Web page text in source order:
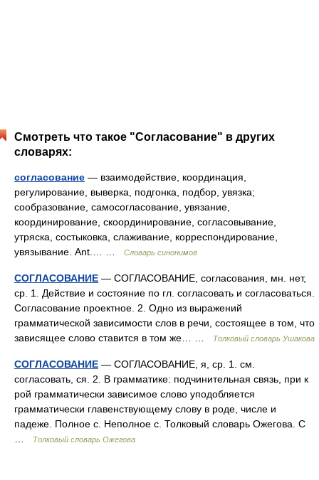
Смотреть что такое "Согласование" в других
словарях:
согласование — взаимодействие, координация,
регулирование, выверка, подгонка, подбор, увязка;
сообразование, самосогласование, увязание,
координирование, скоординирование, согласовывание,
утряска, состыковка, слаживание, корреспондирование,
увязывание. Ant.… …
Словарь синонимов
СОГЛАСОВАНИЕ — СОГЛАСОВАНИЕ, согласования, мн. нет,
ср. 1. Действие и состояние по гл. согласовать и согласоваться.
Согласование проектное. 2. Одно из выражений
грамматической зависимости слов в речи, состоящее в том, что
зависящее слово ставится в том же… …
Толковый словарь Ушакова
СОГЛАСОВАНИЕ — СОГЛАСОВАНИЕ, я, ср. 1. см.
согласовать, ся. 2. В грамматике: подчинительная связь, при к
рой грамматически зависимое слово уподобляется
грамматически главенствующему слову в роде, числе и
падеже. Полное с. Неполное с. Толковый словарь Ожегова. С
Толковый словарь Ожегова